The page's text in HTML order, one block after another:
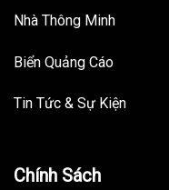
Nhà Thông Minh
Biển Quảng Cáo
Tin Tức & Sự Kiện
Chính Sách